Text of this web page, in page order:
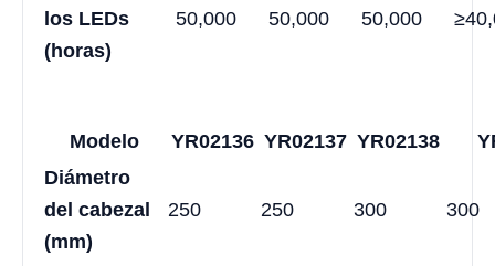
los LEDs
(horas)
50,000 50,000 50,000
Modelo YR02136 YR02137 YR02138
Diámetro
del cabezal
(mm)
250 250 300 300